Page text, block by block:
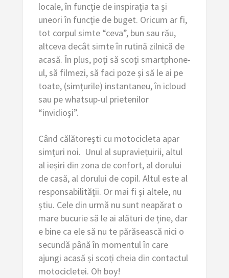
locale, în funcție de inspirația ta și
uneori în funcție de buget. Oricum ar fi,
tot corpul simte “ceva”, bun sau rău,
altceva decât simte în rutină zilnică de
acasă. În plus, poți să scoți smartphone-
ul, să filmezi, să faci poze și să le ai pe
toate, (simțurile) instantaneu, în icloud
sau pe whatsup-ul prietenilor
“invidioși”.
Când călătorești cu motocicleta apar
simțuri noi. Unul al supraviețuirii, altul
al ieșiri din zona de confort, al dorului
de casă, al dorului de copil. Altul este al
responsabilității. Or mai fi și altele, nu
știu. Cele din urmă nu sunt neapărat o
mare bucurie să le ai alături de ține, dar
e bine ca ele să nu te părăsească nici o
secundă până în momentul în care
ajungi acasă și scoți cheia din contactul
motocicletei. Oh boy!